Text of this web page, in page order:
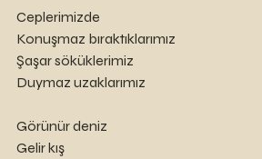
Ceplerimizde
Konuşmaz bıraktıklarımız
Şaşar söküklerimiz
Duymaz uzaklarımız
Görünür deniz
Gelir kış